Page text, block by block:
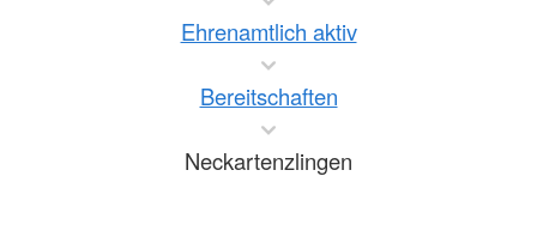
Ehrenamtlich aktiv
Bereitschaften
Neckartenzlingen